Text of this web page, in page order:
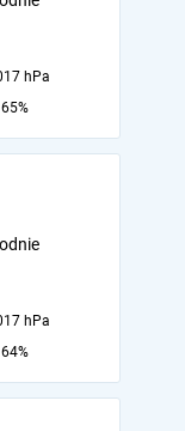
hPa
65%
hPa
64%